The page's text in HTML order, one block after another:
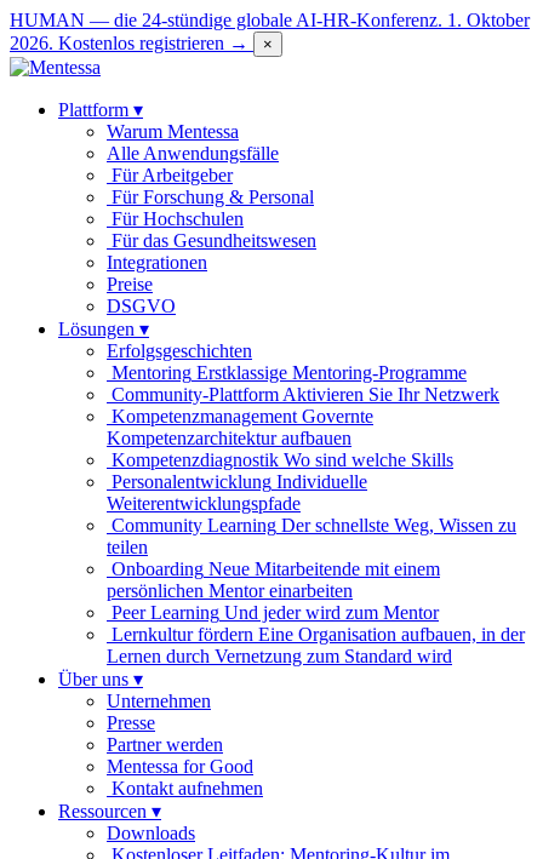
HUMAN — die 24-stündige globale AI-HR-Konferenz. 1. Oktober
2026. Kostenlos registrieren → ×
Plattform ▾
Warum Mentessa
Alle Anwendungsfälle
Für Arbeitgeber
Für Forschung & Personal
Für Hochschulen
Für das Gesundheitswesen
Integrationen
Preise
DSGVO
Lösungen ▾
Erfolgsgeschichten
Mentoring Erstklassige Mentoring-Programme
Community-Plattform Aktivieren Sie Ihr Netzwerk
Kompetenzmanagement Governte
Kompetenzarchitektur aufbauen
Kompetenzdiagnostik Wo sind welche Skills
Personalentwicklung Individuelle
Weiterentwicklungspfade
Community Learning Der schnellste Weg, Wissen zu
teilen
Onboarding Neue Mitarbeitende mit einem
persönlichen Mentor einarbeiten
Peer Learning Und jeder wird zum Mentor
Lernkultur fördern Eine Organisation aufbauen, in der
Lernen durch Vernetzung zum Standard wird
Über uns ▾
Unternehmen
Presse
Partner werden
Mentessa for Good
Kontakt aufnehmen
Ressourcen ▾
Downloads
Kostenloser Leitfaden: Mentoring-Kultur im